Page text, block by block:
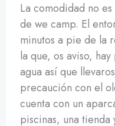
La comodidad no
de we camp. El
minutos a pie de la
la que, os aviso,
agua así que
precaución con el
cuenta con un
piscinas, una tienda